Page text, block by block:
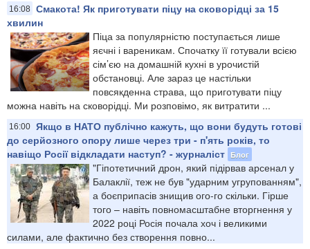
16:08 Смакота! Як приготувати піцу на сковорідці за 15
хвилин
Піца за популярністю поступається лише
яєчні і вареникам. Спочатку її готували всією
сім’єю на домашній кухні в урочистій
обстановці. Але зараз це настільки
повсякденна страва, що приготувати піцу
можна навіть на сковорідці. Ми розповімо, як витратити ...
16:00 Якщо в НАТО публічно кажуть, що вони будуть готові
до серйозного опору лише через три - п'ять років, то
навіщо Росії відкладати наступ? - журналіст Блог
"Гіпотетичний дрон, який підірвав арсенал у
Балаклії, теж не був "ударним угрупованням",
а боєприпасів знищив ого-го скільки. Гірше
того – навіть повномасштабне вторгнення у
2022 році Росія почала хоч і великими
силами, але фактично без створення повно...